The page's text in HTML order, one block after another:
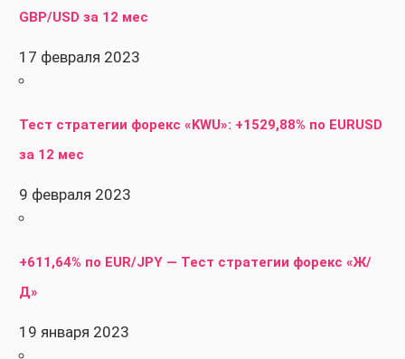
GBP/USD за 12 мес
17 февраля 2023
Тест стратегии форекс «KWU»: +1529,88% по EURUSD
за 12 мес
9 февраля 2023
+611,64% по EUR/JPY — Тест стратегии форекс «Ж/
Д»
19 января 2023